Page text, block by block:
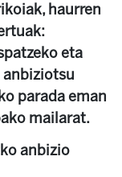
haurren
eta
parada eman
mailarat.
anbizio